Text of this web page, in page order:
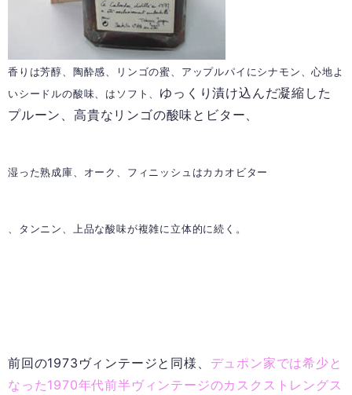
香りは芳醇、陶酔感、リンゴの蜜、アップルパイにシナモン、心地よ
いシードルの酸味、はソフト、 ゆっくり漬け込んだ凝縮した
プルーン、高貴なリンゴの酸味とビター、
湿った熟成庫、オーク、フィニッシュはカカオビター
、タンニン、上品な酸味が複雑に立体的に続く。
前回の1973ヴィンテージと同様、 デュポン家では希少と
なった1970年代前半ヴィンテージのカスクストレングス